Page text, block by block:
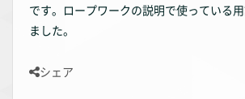
です。ロープワークの説明で使っている
ました。
シェア